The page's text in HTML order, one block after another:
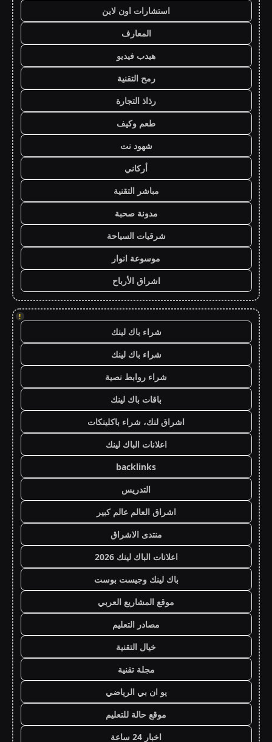
استشارات اون لاين
المعارف
هيدب فيديو
رمح التقنية
رذاذ التجارة
طعم وكيف
شهود نت
أركاني
مباشر التقنية
مدونة صحبة
شرقيات السياحة
موسوعة انوار
اشراق الأرباح
!
شراء باك لينك
شراء باك لينك
شراء روابط نصية
باقات باك لينك
اشراق لنك، شراء باكلينكات
اعلانات الباك لينك
backlinks
التدريس
اشراق العالم عالم كبير
منتدى الاشراق
اعلانات الباك لينك 2026
باك لينك وجيست بوست
موقع المشاريع العربي
مصادر التعليم
خيال التقنية
مجلة تقنية
يو ان بي الرياضي
موقع حالة للتعليم
اخبار 24 ساعة